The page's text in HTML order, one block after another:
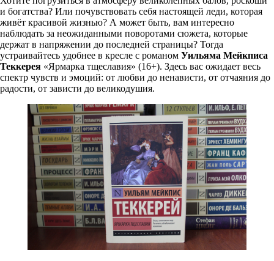
и богатства? Или почувствовать себя настоящей леди, которая
живёт красивой жизнью? А может быть, вам интересно
наблюдать за неожиданными поворотами сюжета, которые
держат в напряжении до последней страницы? Тогда
устраивайтесь удобнее в кресле с романом Уильяма Мейкписа
Теккерея «Ярмарка тщеславия» (16+). Здесь вас ожидает весь
спектр чувств и эмоций: от любви до ненависти, от отчаяния до
радости, от зависти до великодушия.